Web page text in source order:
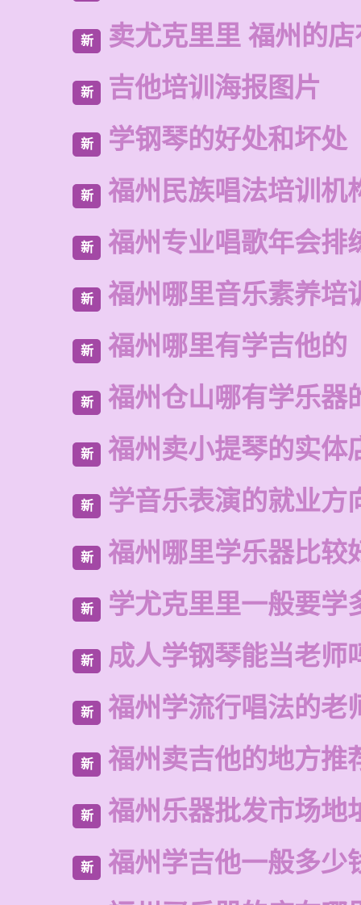
新 卖尤克里里 福州的
新 吉他培训海报图片
新 学钢琴的好处和坏处
新 福州民族唱法培训机
新 福州专业唱歌年会排
新 福州哪里音乐素养培
新 福州哪里有学吉他的
新 福州仓山哪有学乐器
新 福州卖小提琴的实体
新 学音乐表演的就业方
新 福州哪里学乐器比较
新 学尤克里里一般要学
新 成人学钢琴能当老师
新 福州学流行唱法的老
新 福州卖吉他的地方推
新 福州乐器批发市场地
新 福州学吉他一般多少